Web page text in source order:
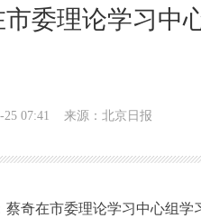
委理论学习中
25 07:41 来源：北京日报
在市委理论学习中心组学